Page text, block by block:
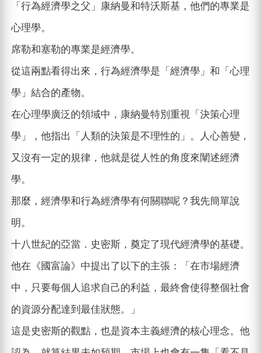
「行為經濟學之父」康納曼和特沃斯基，他們的專業是
心理學。
席勒和塞勒的專業是經濟學。
從這兩點看得出來，行為經濟學是「經濟學」和「心理
學」結合的產物。
在心理學廣泛的領域中，康納曼特別重視「決策心理
學」，他指出「人類的決策是不理性的」。人心善變，
又沒有一定的規律，他就是從人性的角度來闡述經濟
學。
那麼，經濟學和行為經濟學有何關聯呢？我先簡單說
明。
十八世紀的亞當．史密斯，奠定了現代經濟學的基礎。
他在《國富論》中提出了以下的主張：「在市場經濟
中，只要每個人追求自己的利益，最終會使得整個社會
的資源分配達到最佳狀態。」
這是史密斯的觀點，也是資本主義經濟的核心理念。他